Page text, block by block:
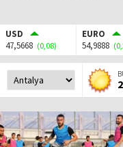
USD
47,5668 (0,08)
EURO
54,9888